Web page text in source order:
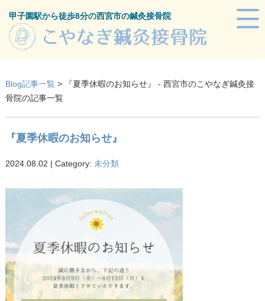
甲子園駅から徒歩8分の西宮市の鍼灸接骨院
Blog記事一覧 > 『夏季休暇のお知らせ』 - 西宮市のこやなぎ鍼灸接
骨院の記事一覧
『夏季休暇のお知らせ』
2024.08.02 | Category: 未分類